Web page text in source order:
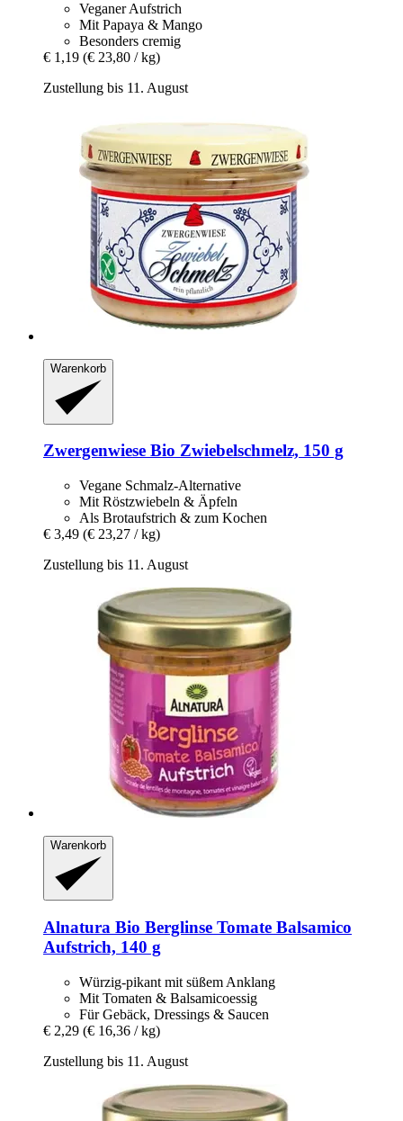
Veganer Aufstrich
Mit Papaya & Mango
Besonders cremig
€ 1,19 (€ 23,80 / kg)
Zustellung bis 11. August
Warenkorb
Zwergenwiese Bio Zwiebelschmelz, 150 g
Vegane Schmalz-Alternative
Mit Röstzwiebeln & Äpfeln
Als Brotaufstrich & zum Kochen
€ 3,49 (€ 23,27 / kg)
Zustellung bis 11. August
Warenkorb
Alnatura Bio Berglinse Tomate Balsamico
Aufstrich, 140 g
Würzig-pikant mit süßem Anklang
Mit Tomaten & Balsamicoessig
Für Gebäck, Dressings & Saucen
€ 2,29 (€ 16,36 / kg)
Zustellung bis 11. August